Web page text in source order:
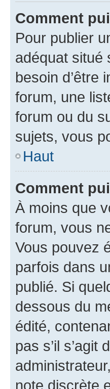
Comment
Pour publier
adéquat situé
besoin d’être
forum, une
forum ou du
sujets, vous
Haut
Comment
À moins que
forum, vous
Vous pouvez
parfois dans
publié. Si
dessous du
édité,
pas s’il
note discrète